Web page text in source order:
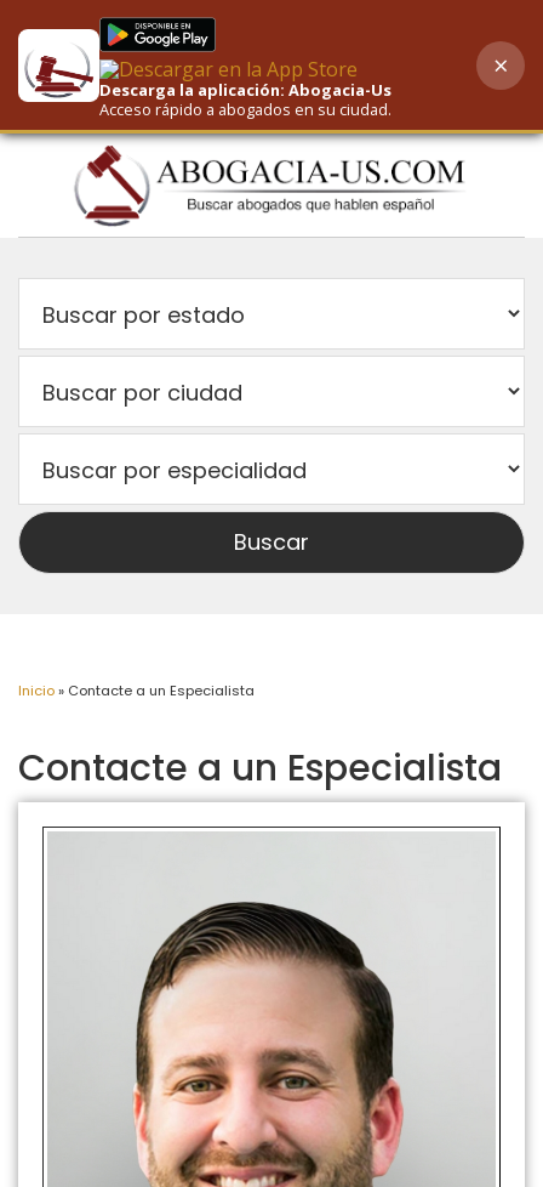
AI-Powered Search
Inicio» Contacte a un Especialista
Contacte a un Especialista
Descarga la aplicación: Abogacia-Us
Acceso rápido a abogados en su ciudad.
×